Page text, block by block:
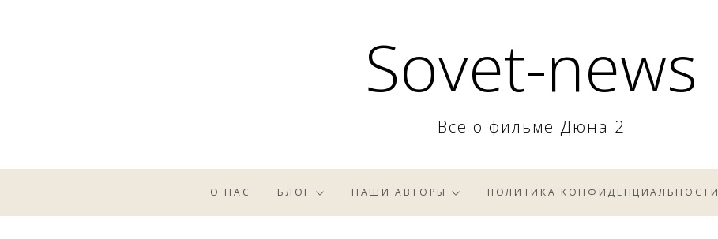
Sovet-news
Все о фильме Дюна 2
О НАС БЛОГ НАШИ АВТОРЫ ПОЛИТИКА КОНФИДЕНЦИАЛЬНОСТИ